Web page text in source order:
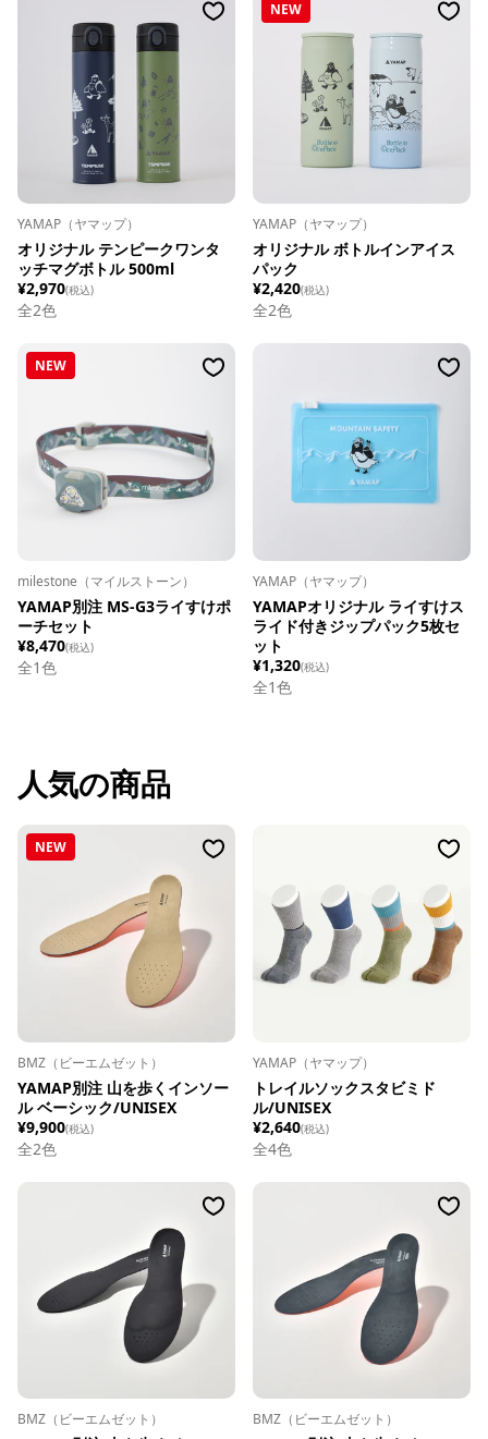
YAMAP（ヤマップ）
オリジナル テンピークワンタ
ッチマグボトル 500ml
¥2,970(税込)
全2色
NEW
YAMAP（ヤマップ）
オリジナル ボトルインアイス
パック
¥2,420(税込)
全2色
NEW
milestone（マイルストーン）
YAMAP別注 MS-G3ライすけポ
ーチセット
¥8,470(税込)
全1色
YAMAP（ヤマップ）
YAMAPオリジナル ライすけス
ライド付きジップパック5枚セ
ット
¥1,320(税込)
全1色
人気の商品
NEW
BMZ（ビーエムゼット）
YAMAP別注 山を歩くインソー
ル ベーシック/UNISEX
¥9,900(税込)
全2色
YAMAP（ヤマップ）
トレイルソックスタビミド
ル/UNISEX
¥2,640(税込)
全4色
BMZ（ビーエムゼット） BMZ（ビーエムゼット）